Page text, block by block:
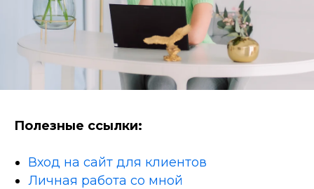
Полезные ссылки:
Вход на сайт для клиентов
Личная работа со мной